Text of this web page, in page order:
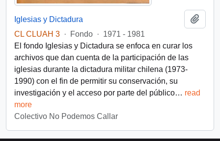
Iglesias y Dictadura
CL CLUAH 3 · Fondo · 1971 - 1981
El fondo Iglesias y Dictadura se enfoca en curar los
archivos que dan cuenta de la participación de las
iglesias durante la dictadura militar chilena (1973-
1990) con el fin de permitir su conservación, su
investigación y el acceso por parte del público… read
more
Colectivo No Podemos Callar